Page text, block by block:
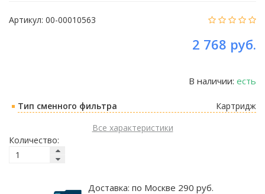
Артикул: 00-00010563
2 768 руб.
В наличии: есть
Тип сменного фильтра
Картридж
Все характеристики
Количество:
Доставка: по Москве 290 руб.